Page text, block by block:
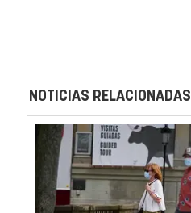
NOTICIAS RELACIONADAS